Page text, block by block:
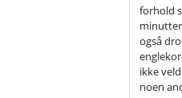
forhold
minutter
også
ikke
noen